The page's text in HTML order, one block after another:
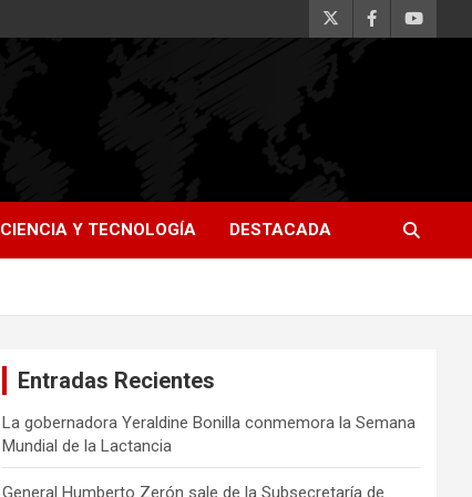
CIENCIA Y TECNOLOGÍA DESTACADA
Entradas Recientes
La gobernadora Yeraldine Bonilla conmemora la Semana
Mundial de la Lactancia
General Humberto Zerón sale de la Subsecretaría de